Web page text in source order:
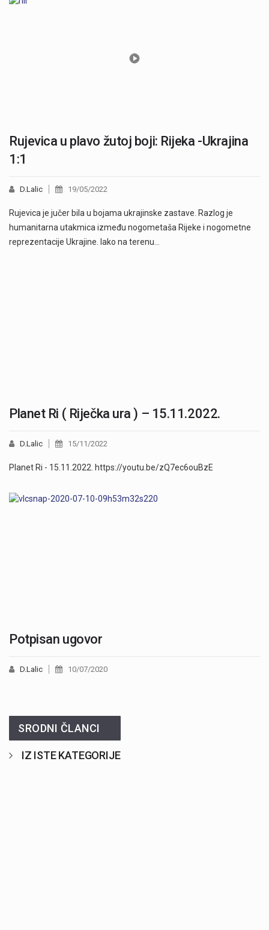
Rujevica u plavo žutoj boji: Rijeka -Ukrajina
1:1
D.Lalic 19/05/2022
Rujevica je jučer bila u bojama ukrajinske zastave. Razlog je
humanitarna utakmica između nogometaša Rijeke i nogometne
reprezentacije Ukrajine. Iako na terenu…
Planet Ri ( Riječka ura ) – 15.11.2022.
D.Lalic 15/11/2022
Planet Ri - 15.11.2022. https://youtu.be/zQ7ec6ouBzE
Potpisan ugovor
D.Lalic 10/07/2020
SRODNI ČLANCI
IZ ISTE KATEGORIJE